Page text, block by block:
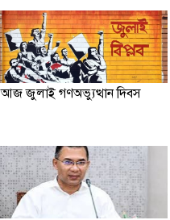
আজ জুলাই গণঅভ্যুত্থান দিবস